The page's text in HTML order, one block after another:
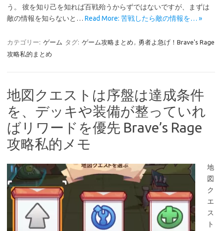
う。 彼を知り己を知れば百戦殆うからずではないですが、まずは
敵の情報を知らないと… Read More: 苦戦したら敵の情報を… »
カテゴリー: ゲーム タグ: ゲーム攻略まとめ , 勇者よ急げ！Brave's Rage
攻略私的まとめ
地図クエストは序盤は達成条件
を、デッキや装備が整っていれ
ばリワードを優先 Brave’s Rage
攻略私的メモ
地
図
ク
エ
ス
ト